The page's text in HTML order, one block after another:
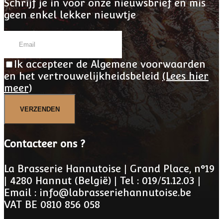
Schrijf je in voor onze nieuwsbrief en mis
geen enkel lekker nieuwtje
Ik accepteer de Algemene voorwaarden
en het vertrouwelijkheidsbeleid (Lees hier
meer)
VERZENDEN
Contacteer ons ?
La Brasserie Hannutoise | Grand Place, n°19
| 4280 Hannut (België) | Tel : 019/51.12.03 |
Email : info@labrasseriehannutoise.be
VAT BE 0810 856 058